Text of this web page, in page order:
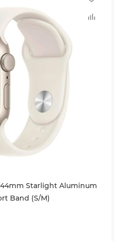
Starlight Aluminum
Band (S/M)